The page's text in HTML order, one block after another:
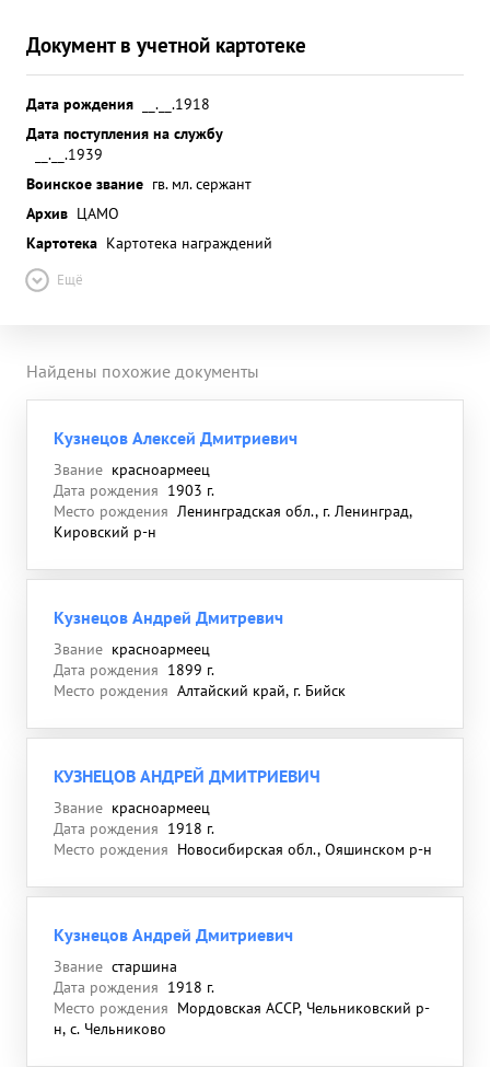
Документ в учетной картотеке
Дата рождения
__.__.1918
Дата поступления на службу
__.__.1939
Воинское звание гв. мл. сержант
Архив ЦАМО
Картотека Картотека награждений
Ещё
Найдены похожие документы
Кузнецов Алексей Дмитриевич
Звание красноармеец
Дата рождения 1903 г.
Место рождения Ленинградская обл., г. Ленинград,
Кировский р-н
Кузнецов Андрей Дмитревич
Звание красноармеец
Дата рождения 1899 г.
Место рождения Алтайский край, г. Бийск
КУЗНЕЦОВ АНДРЕЙ ДМИТРИЕВИЧ
Звание красноармеец
Дата рождения 1918 г.
Место рождения Новосибирская обл., Ояшинском р-н
Кузнецов Андрей Дмитриевич
Звание старшина
Дата рождения 1918 г.
Место рождения Мордовская АССР, Чельниковский р-
н, с. Чельниково